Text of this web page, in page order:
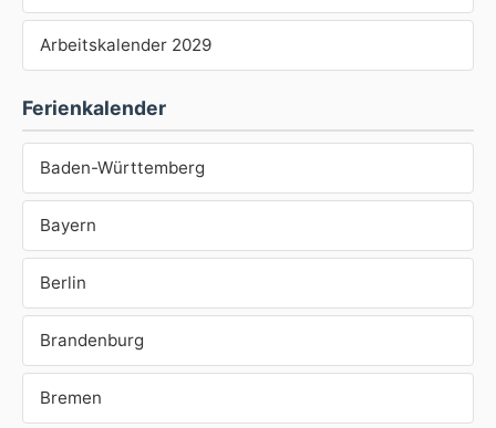
Arbeitskalender 2029
Ferienkalender
Baden-Württemberg
Bayern
Berlin
Brandenburg
Bremen